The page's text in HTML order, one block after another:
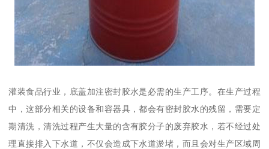
灌装食品行业，底盖加注密封胶水是必需的生产工序。在生产过程
中，这部分相关的设备和容器具，都会有密封胶水的残留，需要定
期清洗，清洗过程产生大量的含有胶分子的废弃胶水，若不经过处
理直接排入下水道，不仅会造成下水道淤堵，而且会对生产区域周